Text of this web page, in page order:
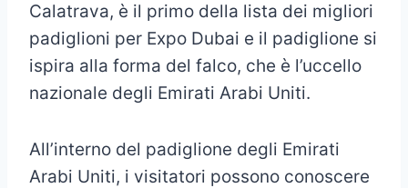
Calatrava, è il primo della lista dei migliori
padiglioni per Expo Dubai e il padiglione si
ispira alla forma del falco, che è l’uccello
nazionale degli Emirati Arabi Uniti.
All’interno del padiglione degli Emirati
Arabi Uniti, i visitatori possono conoscere